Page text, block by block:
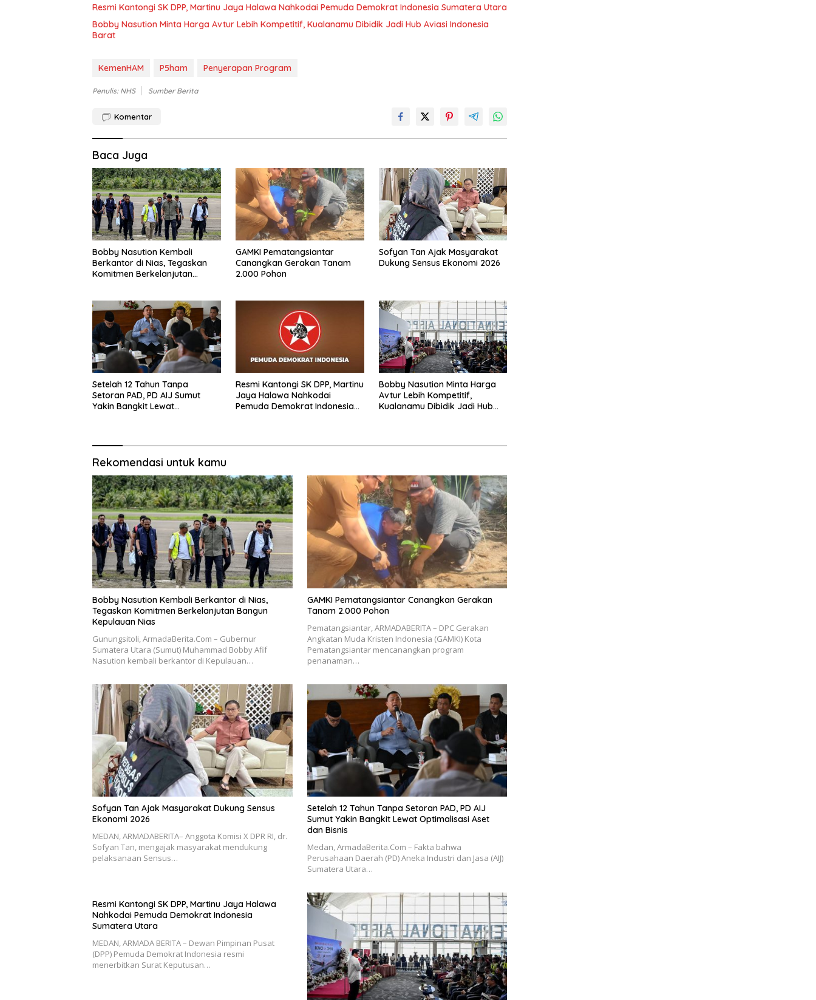
Resmi Kantongi SK DPP, Martinu Jaya Halawa Nahkodai Pemuda Demokrat Indonesia Sumatera Utara
Bobby Nasution Minta Harga Avtur Lebih Kompetitif, Kualanamu Dibidik Jadi Hub Aviasi Indonesia
Barat
KemenHAM P5ham Penyerapan Program
Penulis: NHS Sumber Berita
Komentar
Baca Juga
Bobby Nasution Kembali
Berkantor di Nias, Tegaskan
Komitmen Berkelanjutan
GAMKI Pematangsiantar
Canangkan Gerakan Tanam
2.000 Pohon
Sofyan Tan Ajak Masyarakat
Dukung Sensus Ekonomi 2026
Setelah 12 Tahun Tanpa
Setoran PAD, PD AIJ Sumut
Yakin Bangkit Lewat
Resmi Kantongi SK DPP, Martinu
Jaya Halawa Nahkodai
Pemuda Demokrat Indonesia
Bobby Nasution Minta Harga
Avtur Lebih Kompetitif,
Kualanamu Dibidik Jadi Hub
Rekomendasi untuk kamu
Bobby Nasution Kembali Berkantor di Nias,
Tegaskan Komitmen Berkelanjutan Bangun
Kepulauan Nias
Gunungsitoli, ArmadaBerita.Com – Gubernur
Sumatera Utara (Sumut) Muhammad Bobby Afif
Nasution kembali berkantor di Kepulauan…
GAMKI Pematangsiantar Canangkan Gerakan
Tanam 2.000 Pohon
Pematangsiantar, ARMADABERITA – DPC Gerakan
Angkatan Muda Kristen Indonesia (GAMKI) Kota
Pematangsiantar mencanangkan program
penanaman…
Sofyan Tan Ajak Masyarakat Dukung Sensus
Ekonomi 2026
MEDAN, ARMADABERITA– Anggota Komisi X DPR RI, dr.
Sofyan Tan, mengajak masyarakat mendukung
pelaksanaan Sensus…
Setelah 12 Tahun Tanpa Setoran PAD, PD AIJ
Sumut Yakin Bangkit Lewat Optimalisasi Aset
dan Bisnis
Medan, ArmadaBerita.Com – Fakta bahwa
Perusahaan Daerah (PD) Aneka Industri dan Jasa (AIJ)
Sumatera Utara…
Resmi Kantongi SK DPP, Martinu Jaya Halawa
Nahkodai Pemuda Demokrat Indonesia
Sumatera Utara
MEDAN, ARMADA BERITA – Dewan Pimpinan Pusat
(DPP) Pemuda Demokrat Indonesia resmi
menerbitkan Surat Keputusan…